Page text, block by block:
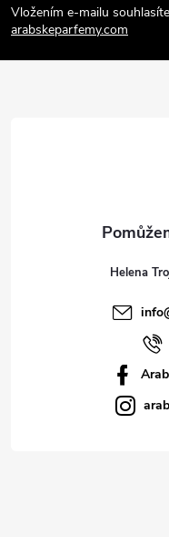
p
a
Vložením e-mailu
arabskeparfemy.com
Helena
info